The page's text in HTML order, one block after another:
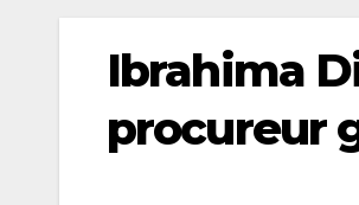
Ibrahima
procureur